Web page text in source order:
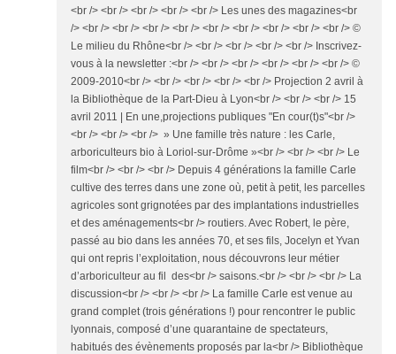
<br /> <br /> <br /> <br /> <br /> Les unes des magazines<br
/> <br /> <br /> <br /> <br /> <br /> <br /> <br /> <br /> <br /> ©
Le milieu du Rhône<br /> <br /> <br /> <br /> <br /> Inscrivez-
vous à la newsletter :<br /> <br /> <br /> <br /> <br /> <br /> ©
2009-2010<br /> <br /> <br /> <br /> <br /> Projection 2 avril à
la Bibliothèque de la Part-Dieu à Lyon<br /> <br /> <br /> 15
avril 2011 | En une,projections publiques "En cour(t)s"<br />
<br /> <br /> <br /> » Une famille très nature : les Carle,
arboriculteurs bio à Loriol-sur-Drôme »<br /> <br /> <br /> Le
film<br /> <br /> <br /> Depuis 4 générations la famille Carle
cultive des terres dans une zone où, petit à petit, les parcelles
agricoles sont grignotées par des implantations industrielles
et des aménagements<br /> routiers. Avec Robert, le père,
passé au bio dans les années 70, et ses fils, Jocelyn et Yvan
qui ont repris l’exploitation, nous découvrons leur métier
d’arboriculteur au fil des<br /> saisons.<br /> <br /> <br /> La
discussion<br /> <br /> <br /> La famille Carle est venue au
grand complet (trois générations !) pour rencontrer le public
lyonnais, composé d’une quarantaine de spectateurs,
habitués des évènements proposés par la<br /> Bibliothèque